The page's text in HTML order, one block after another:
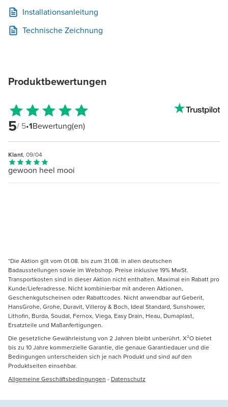
Installationsanleitung
Technische Zeichnung
Produktbewertungen
5/ 5•1Bewertung(en)
Klant, 09/04
gewoon heel mooi
*Die Aktion gilt vom 01.08. bis zum 31.08. in allen deutschen
Badausstellungen sowie im Webshop. Preise inklusive 19% MwSt.
Transportkosten sind in dieser Aktion nicht enthalten. Maximal ein Rabatt pro
Kunde/Lieferadresse. Nicht kombinierbar mit anderen Aktionen,
Geschenkgutscheinen oder Rabattcodes. Nicht anwendbar auf Geberit,
HansGrohe, Grohe, Duravit, Villeroy & Boch, Ideal Standard, Sunshower,
Lithofin, Burda, Soudal, Fernox, Viega, Easy Drain, Heau, Dumaplast,
Ersatzteile und Maßanfertigungen.
Die gesetzliche Gewährleistung von 2 Jahren bleibt unberührt. X²O bietet
bis zu 10 Jahre kommerzielle Garantie, die genaue Garantiedauer und die
Bedingungen unterscheiden sich je nach Produkt und sind auf den
Produktseiten einsehbar.
Allgemeine Geschäftsbedingungen - Datenschutz